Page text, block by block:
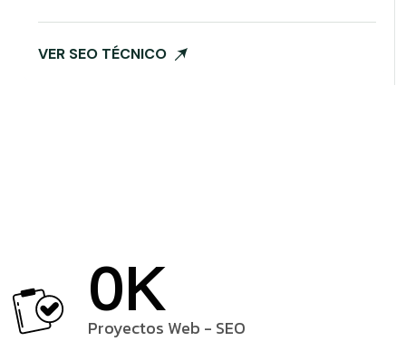
VER SEO TÉCNICO
0K
Proyectos Web - SEO